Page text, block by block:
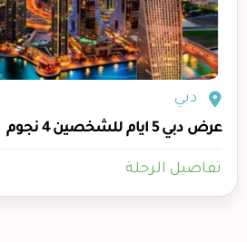
دبي
عرض دبي 5 ايام للشخصين 4 نجوم
تفاصيل الرحلة